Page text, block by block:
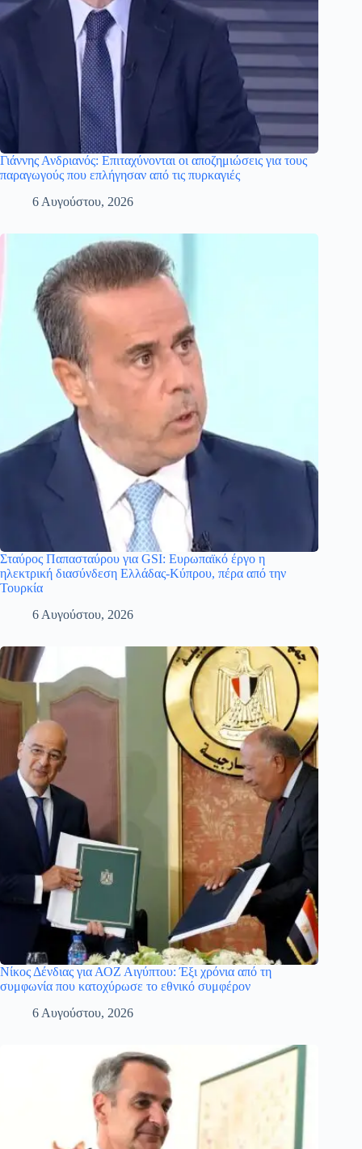
Γιάννης Ανδριανός: Επιταχύνονται οι αποζημιώσεις για τους
παραγωγούς που επλήγησαν από τις πυρκαγιές
6 Αυγούστου, 2026
Σταύρος Παπασταύρου για GSI: Ευρωπαϊκό έργο η
ηλεκτρική διασύνδεση Ελλάδας-Κύπρου, πέρα από την
Τουρκία
6 Αυγούστου, 2026
Νίκος Δένδιας για ΑΟΖ Αιγύπτου: Έξι χρόνια από τη
συμφωνία που κατοχύρωσε το εθνικό συμφέρον
6 Αυγούστου, 2026